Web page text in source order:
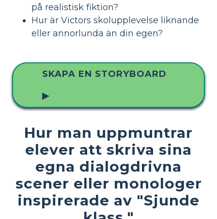
på realistisk fiktion?
Hur är Victors skolupplevelse liknande
eller annorlunda än din egen?
SKAPA EN STORYBOARD
▶
Hur man uppmuntrar
elever att skriva sina
egna dialogdrivna
scener eller monologer
inspirerade av "Sjunde